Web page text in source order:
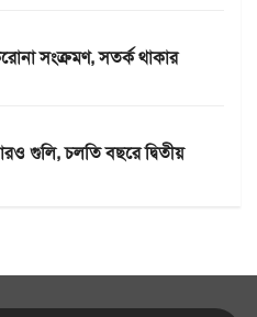
সংক্রমণ, সতর্ক থাকার
গুলি, চলতি বছরে দ্বিতীয়